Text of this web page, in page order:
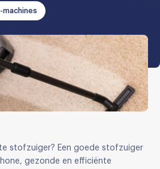
machines
stofzuiger? Een goede stofzuiger
gezonde en efficiënte